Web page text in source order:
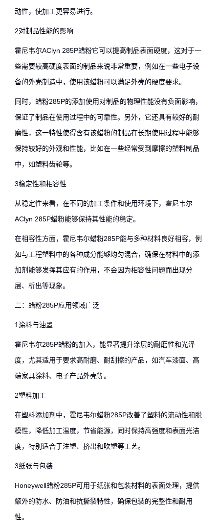
动性，使加工更容易进行。
2对制品性能的影响
霍尼韦尔AClyn 285P蜡粉它可以提高制品表面硬度，这对于一
些需要较高硬度表面的制品来说非常重要，例如在一些电子设
备的外壳制造中，使用该蜡粉可以满足外壳的硬度要求。
同时，蜡粉285P的添加使用对制品的物理性能没有负面影响，
保证了制品在使用过程中的可靠性。另外，它还具有较好的耐
磨性，这一特性使得含有该蜡粉的制品在长期使用过程中能够
保持较好的外观和性能，比如在一些经常受到摩擦的塑料制品
中，如塑料齿轮等。
3稳定性和相容性
从稳定性来看，在不同的加工条件和使用环境下，霍尼韦尔
AClyn 285P蜡粉能够保持其性能的稳定。
在相容性方面，霍尼韦尔蜡粉285P能与多种材料良好相容，例
如与工程塑料中的各种成分能够均匀混合，确保在材料中的添
加剂能够发挥其应有的作用，不会因为相容性问题而出现分
层、析出等现象。
二：蜡粉285P应用领域广泛
1涂料与油墨
霍尼韦尔285P蜡粉的加入，能显著提升涂层的耐磨性和光泽
度，尤其适用于要求高耐磨、耐刮擦的产品，如汽车漆面、高
端家具涂料、电子产品外壳等。
2塑料加工
在塑料添加剂中，霍尼韦尔蜡粉285P改善了塑料的流动性和脱
模性，降低加工温度，节省能源，同时保持高强度和表面光洁
度，特别适合于注塑、挤出和吹塑等工艺。
3纸张与包装
Honeywell蜡粉285P可用于纸张和包装材料的表面处理，提供
额外的防水、防油和抗撕裂特性，确保包装的完整性和耐用
性。